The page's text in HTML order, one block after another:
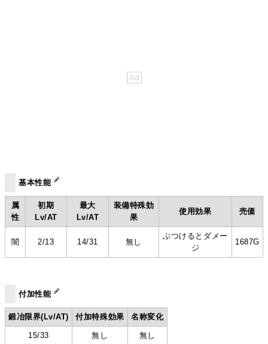
基本性能
属
性
初期
Lv/AT
最大
Lv/AT
装備特殊効
果
使用効果 売価
闇 2/13 14/31 無し
ぶつけるとダメー
ジ
1687G
付加性能
鍛冶限界(Lv/AT) 付加特殊効果 名称変化
15/33 無し 無し